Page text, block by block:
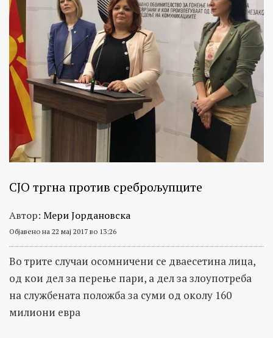
СЈО тргна против среброљупците
Автор: Мери Јордановска
Објавено на 22 мај 2017 во 13:26
Во трите случаи осомничени се дваесетина лица,
од кои дел за перење пари, а дел за злоупотреба
на службената положба за суми од околу 160
милиони евра